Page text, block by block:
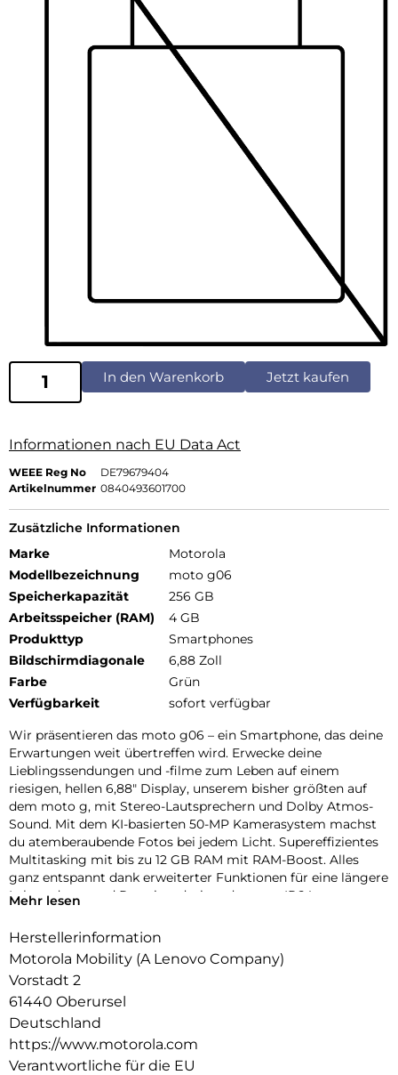
In den Warenkorb Jetzt kaufen
Informationen nach EU Data Act
WEEE Reg No
DE79679404
Artikelnummer 0840493601700
Zusätzliche Informationen
Marke
Motorola
Modellbezeichnung
moto g06
Speicherkapazität
256 GB
Arbeitsspeicher (RAM)
4 GB
Produkttyp
Smartphones
Bildschirmdiagonale
6,88 Zoll
Farbe
Grün
Verfügbarkeit
sofort verfügbar
Wir präsentieren das moto g06 – ein Smartphone, das deine
Erwartungen weit übertreffen wird. Erwecke deine
Lieblingssendungen und -filme zum Leben auf einem
riesigen, hellen 6,88″ Display, unserem bisher größten auf
dem moto g, mit Stereo-Lautsprechern und Dolby Atmos-
Sound. Mit dem KI-basierten 50-MP Kamerasystem machst
du atemberaubende Fotos bei jedem Licht. Supereffizientes
Multitasking mit bis zu 12 GB RAM mit RAM-Boost. Alles
ganz entspannt dank erweiterter Funktionen für eine längere
Lebensdauer und Premiumdesign, darunter IP64-
Finish. Mit einmal Laden bist du 2 Tage dabei. Und exklusive
individueller und unterhaltsamer. Mit Circle-to-Search kannst
du sofort alles auf deinem Smartphone suchen. Hol dir mehr
mit dem moto g06.
Mehr lesen
Herstellerinformation
Motorola Mobility (A Lenovo Company)
Vorstadt 2
61440 Oberursel
Deutschland
https://www.motorola.com
Verantwortliche für die EU